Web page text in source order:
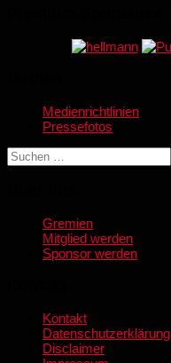
Medienrichtlinien
Pressefotos
Suchen
nach:
Gremien
Mitglied werden
Sponsor werden
Kontakt
Datenschutzerklärung
Disclaimer